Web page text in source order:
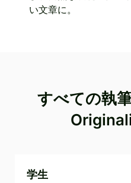
い文章に。
すべての執
学生